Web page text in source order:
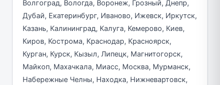
Волгоград, Вологда, Воронеж, Грозный, Днепр,
Дубай, Екатеринбург, Иваново, Ижевск, Иркутск,
Казань, Калининград, Калуга, Кемерово, Киев,
Киров, Кострома, Краснодар, Красноярск,
Курган, Курск, Кызыл, Липецк, Магнитогорск,
Майкоп, Махачкала, Миасс, Москва, Мурманск,
Набережные Челны, Находка, Нижневартовск,